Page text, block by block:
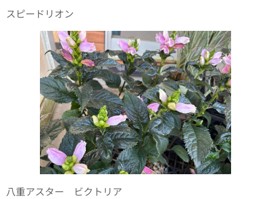
スピードリオン
八重アスター ビクトリア